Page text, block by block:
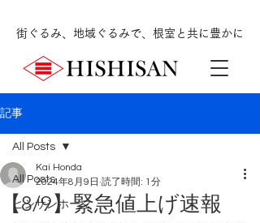
街ぐるみ、地域ぐるみで、根室と共に豊かに
記事
All Posts
ヒシサンホーマ
All Posts
【8/9】緊急値上げ速報
Kai Honda
2024年8月9日 読了時間: 1分